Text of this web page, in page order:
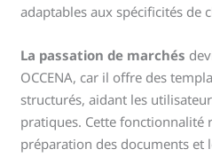
adaptables aux spécificités de
La passation de marchés
OCCENA, car il offre des
structurés, aidant les
pratiques. Cette fonctionnalité
préparation des documents et